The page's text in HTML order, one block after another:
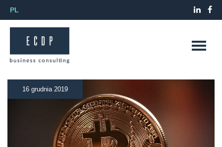
PL
16 grudnia 2019